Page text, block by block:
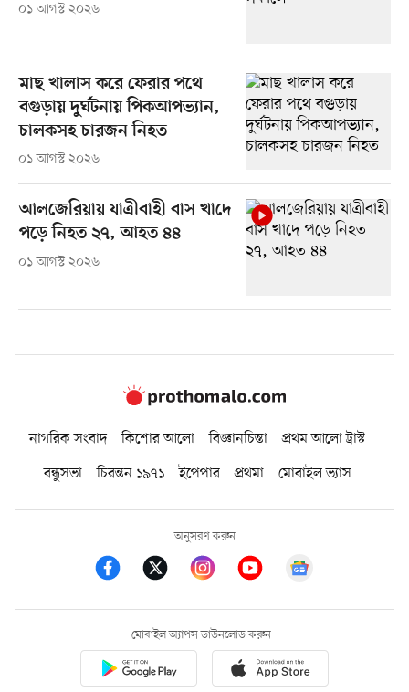
০১ আগস্ট ২০২৬
মাছ খালাস করে ফেরার পথে
বগুড়ায় দুর্ঘটনায় পিকআপভ্যান,
চালকসহ চারজন নিহত
০১ আগস্ট ২০২৬
আলজেরিয়ায় যাত্রীবাহী বাস খাদে
পড়ে নিহত ২৭, আহত ৪৪
০১ আগস্ট ২০২৬
নাগরিক সংবাদ কিশোর আলো বিজ্ঞানচিন্তা
প্রথম আলো ট্রাস্ট
বন্ধুসভা
চিরন্তন ১৯৭১ ইপেপার প্রথমা মোবাইল ভ্যাস
অনুসরণ করুন
মোবাইল অ্যাপস ডাউনলোড করুন